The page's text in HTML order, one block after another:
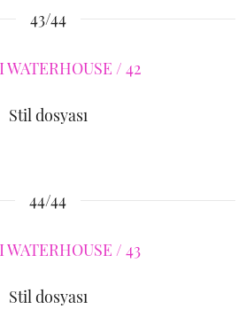
43/44
Stil dosyası
44/44
Stil dosyası